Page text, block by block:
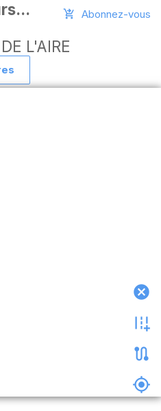
Abonnez-vous
L'AIRE